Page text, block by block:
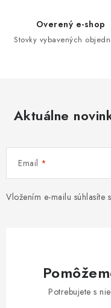
i
u
Overený e-shop
Stovky vybavených
Aktuálne
Email
Vložením e-mailu súhlasíte s
Potrebujete s